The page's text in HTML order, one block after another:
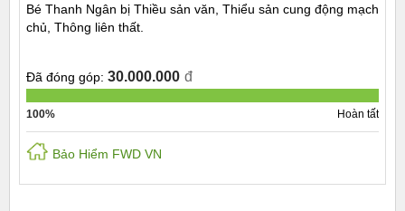
Bé Thanh Ngân bị Thiều sản văn, Thiểu sản cung động mạch
chủ, Thông liên thất.
Đã đóng góp: 30.000.000 đ
100% Hoàn tất
Bảo Hiểm FWD VN